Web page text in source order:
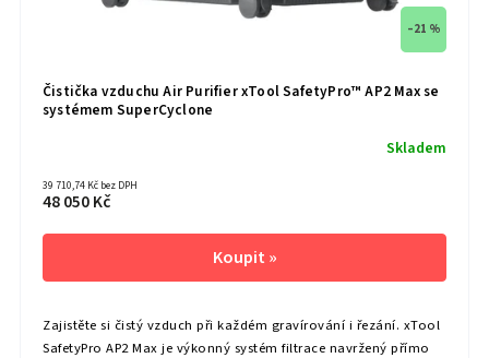
–21 %
Čistička vzduchu Air Purifier xTool SafetyPro™ AP2 Max se
systémem SuperCyclone
Skladem
39 710,74 Kč bez DPH
48 050 Kč
Zajistěte si čistý vzduch při každém gravírování i řezání. xTool
SafetyPro AP2 Max je výkonný systém filtrace navržený přímo